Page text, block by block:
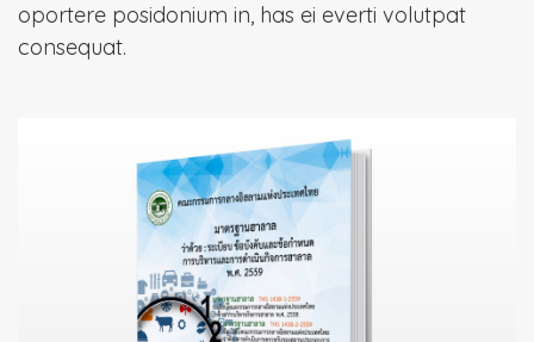
oportere posidonium in, has ei everti volutpat
consequat.